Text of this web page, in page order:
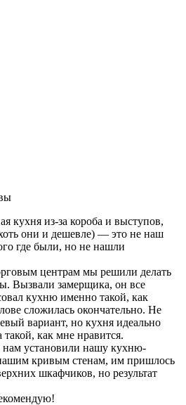
кухня из-за короба и выступов,
они и дешевле) — это не наш
где были, но не нашли
центрам мы решили делать
Вызвали замерщика, он все
кухню именно такой, как
сложилась окончательно. Не
вариант, но кухня идеально
как мне нравится.
нам установили нашу кухню-
кривым стенам, им пришлось
шкафчиков, но результат